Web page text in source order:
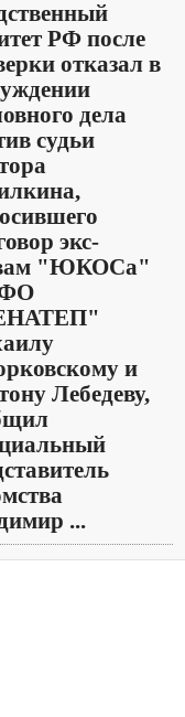
РФ после
отказал в
дела
судьи
экс-
"ЮКОСа"
и
Лебедеву,
...